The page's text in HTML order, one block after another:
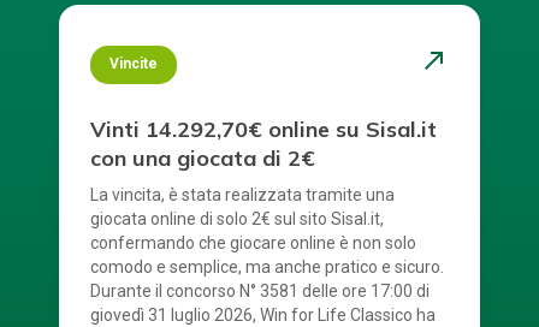
Vincite north_east
Vinti 14.292,70€ online su Sisal.it
con una giocata di 2€
La vincita, è stata realizzata tramite una
giocata online di solo 2€ sul sito Sisal.it,
confermando che giocare online è non solo
comodo e semplice, ma anche pratico e sicuro.
Durante il concorso N° 3581 delle ore 17:00 di
giovedì 31 luglio 2026, Win for Life Classico ha